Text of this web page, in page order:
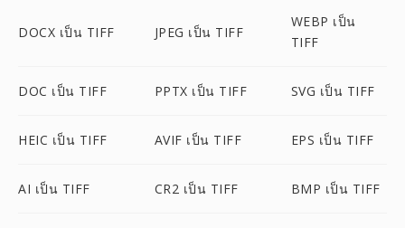
DOCX เป็น TIFF JPEG เป็น TIFF
WEBP เป็น
TIFF
DOC เป็น TIFF PPTX เป็น TIFF SVG เป็น TIFF
HEIC เป็น TIFF AVIF เป็น TIFF EPS เป็น TIFF
AI เป็น TIFF CR2 เป็น TIFF BMP เป็น TIFF